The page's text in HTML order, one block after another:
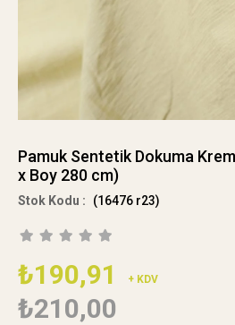
Pamuk Sentetik Dokuma
x Boy 280 cm)
(16476 r23)
₺190,91 + KDV
₺210,00